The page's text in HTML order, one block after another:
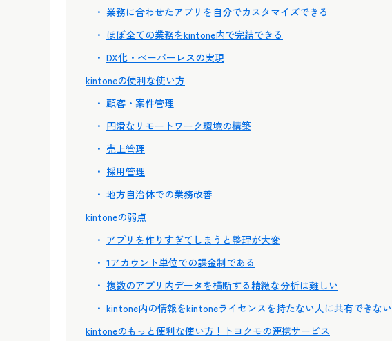
業務に合わせたアプリを自分でカスタマイズできる
ほぼ全ての業務をkintone内で完結できる
DX化・ペーパーレスの実現
kintoneの便利な使い方
顧客・案件管理
円滑なリモートワーク環境の構築
売上管理
採用管理
地方自治体での業務改善
kintoneの弱点
アプリを作りすぎてしまうと整理が大変
1アカウント単位での課金制である
複数のアプリ内データを横断する精緻な分析は難しい
kintone内の情報をkintoneライセンスを持たない人に共有できない
kintoneのもっと便利な使い方！トヨクモの連携サービス